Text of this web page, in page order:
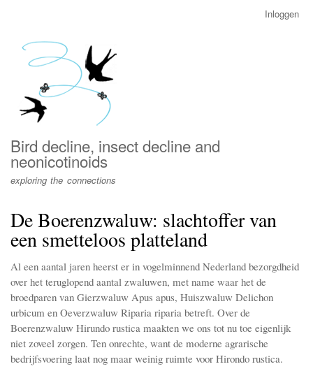
menu
Inloggen
Bird decline, insect decline and
neonicotinoids
exploring the connections
De Boerenzwaluw: slachtoffer van
een smetteloos platteland
Al een aantal jaren heerst er in vogelminnend Nederland bezorgdheid
over het teruglopend aantal zwaluwen, met name waar het de
broedparen van Gierzwaluw Apus apus, Huiszwaluw Delichon
urbicum en Oeverzwaluw Riparia riparia betreft. Over de
Boerenzwaluw Hirundo rustica maakten we ons tot nu toe eigenlijk
niet zoveel zorgen. Ten onrechte, want de moderne agrarische
bedrijfsvoering laat nog maar weinig ruimte voor Hirondo rustica.